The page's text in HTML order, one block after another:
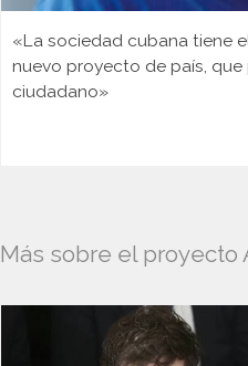
«La sociedad cubana tiene
nuevo proyecto de país,
ciudadano»
Más sobre el proyecto